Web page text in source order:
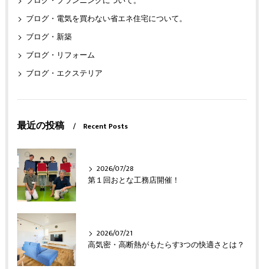
ブログ・電気を買わない省エネ住宅について。
ブログ・新築
ブログ・リフォーム
ブログ・エクステリア
最近の投稿 Recent Posts
2026/07/28
第１回おとな工務店開催！
2026/07/21
高気密・高断熱がもたらす3つの快適さとは？